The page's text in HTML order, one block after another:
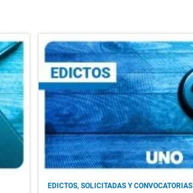
EDICTOS, SOLICITADAS Y CONVOCATORIAS